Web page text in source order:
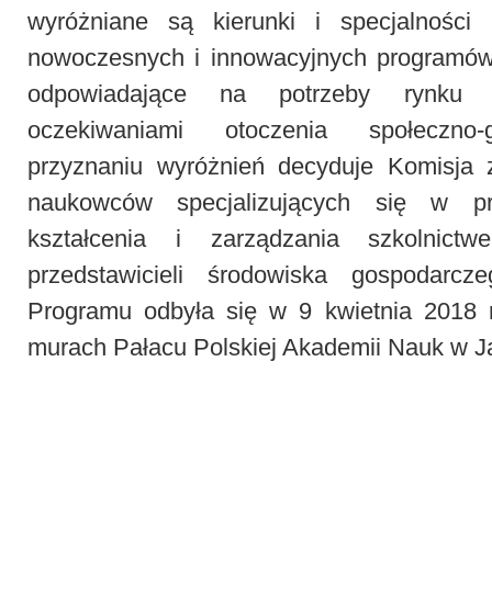
wyróżniane są kierunki i specjalności
nowoczesnych i innowacyjnych
odpowiadające na potrzeby
oczekiwaniami otoczenia
przyznaniu wyróżnień decyduje Komisja
naukowców specjalizujących się w
kształcenia i zarządzania
przedstawicieli środowiska
Programu odbyła się w 9 kwietnia 2018
murach Pałacu Polskiej Akademii Nauk w